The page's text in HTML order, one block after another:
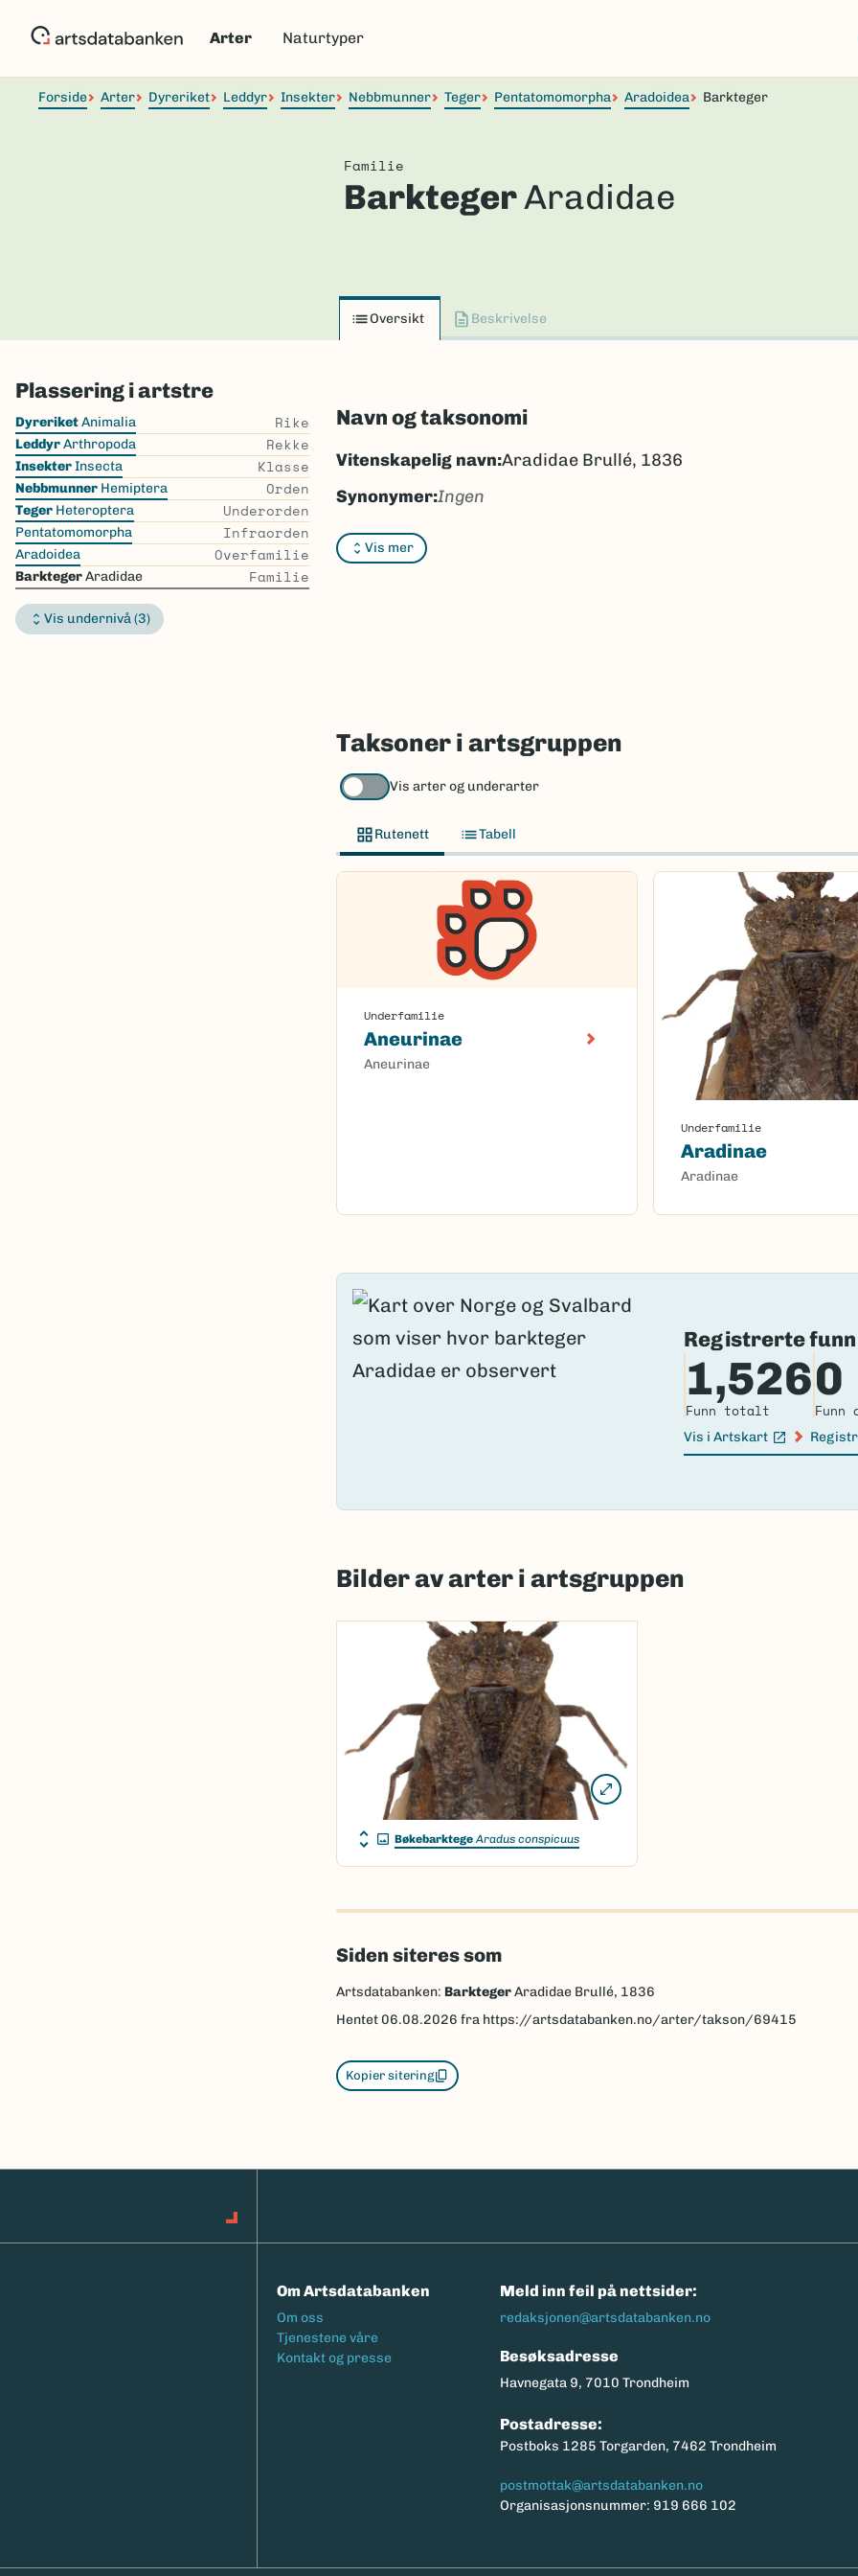
Arter Naturtyper
Forside Arter Dyreriket Leddyr Insekter Nebbmunner Teger Pentatomomorpha Aradoidea Barkteger
Familie
BarktegerAradidae
Oversikt Beskrivelse
Plassering i artstre
Skip
the
list
DyreriketAnimalia Rike
LeddyrArthropoda Rekke
InsekterInsecta Klasse
Nebbmunner Hemiptera Orden
Teger Heteroptera Underorden
Pentatomomorpha Infraorden
Aradoidea Overfamilie
BarktegerAradidae Familie
Vis undernivå (3)
Navn og taksonomi
Vis mer
Vitenskapelig navn:Aradidae Brullé, 1836
Synonymer:Ingen
Bokmål:barkteger
Nynorsk:borkteger
Taksoner i artsgruppen
Vis arter og underarter
Rutenett Tabell
Underfamilie
Aneurinae
Aneurinae
Underfamilie
Aradinae
Aradinae
Registrerte funn
1,526
Funn totalt
0
Funn
Vis i Artskart
(Ekstern lenke)
Bilder av arter i artsgruppen
Bøkebarktege Aradus conspicuus
Siden siteres som
Artsdatabanken: BarktegerAradidae Brullé, 1836
Hentet 06.08.2026 fra https://artsdatabanken.no/arter/takson/69415
Kopier sitering
Om Artsdatabanken
Footermeny
Om oss
Tjenestene våre
Kontakt og presse
Meld inn feil på nettsider:
redaksjonen@artsdatabanken.no
Besøksadresse
Havnegata 9, 7010 Trondheim
Postadresse:
Postboks 1285 Torgarden, 7462 Trondheim
postmottak@artsdatabanken.no
Organisasjonsnummer: 919 666 102